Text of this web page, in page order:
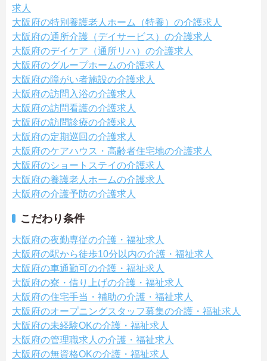
求人
大阪府の特別養護老人ホーム（特養）の介護求人
大阪府の通所介護（デイサービス）の介護求人
大阪府のデイケア（通所リハ）の介護求人
大阪府のグループホームの介護求人
大阪府の障がい者施設の介護求人
大阪府の訪問入浴の介護求人
大阪府の訪問看護の介護求人
大阪府の訪問診療の介護求人
大阪府の定期巡回の介護求人
大阪府のケアハウス・高齢者住宅地の介護求人
大阪府のショートステイの介護求人
大阪府の養護老人ホームの介護求人
大阪府の介護予防の介護求人
こだわり条件
大阪府の夜勤専従の介護・福祉求人
大阪府の駅から徒歩10分以内の介護・福祉求人
大阪府の車通勤可の介護・福祉求人
大阪府の寮・借り上げの介護・福祉求人
大阪府の住宅手当・補助の介護・福祉求人
大阪府のオープニングスタッフ募集の介護・福祉求人
大阪府の未経験OKの介護・福祉求人
大阪府の管理職求人の介護・福祉求人
大阪府の無資格OKの介護・福祉求人